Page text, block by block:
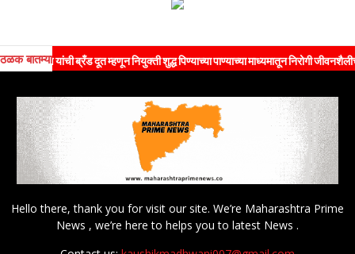
ठळक बातम्या
यांची ब्रँड दूत म्हणून नियुक्ती शुद्ध पिण्याच्या पाण्याच्या माध्यमातून निरोगी जीवनशैलीचा संदेश
Hello there, thank you for visit our site. We’re Maharashtra Prime
News , we’re here to helps you to latest News .